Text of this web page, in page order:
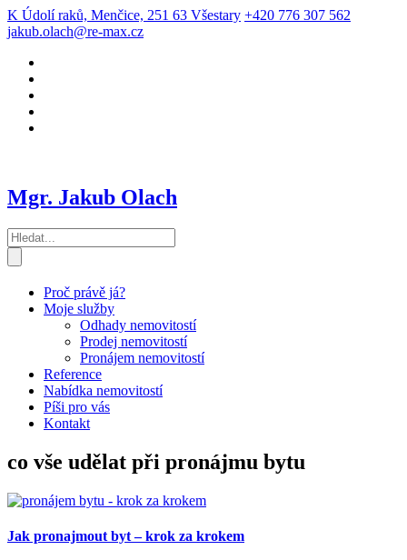
K Údolí raků, Menčice, 251 63 Všestary +420 776 307 562
jakub.olach@re-max.cz
Mgr. Jakub Olach
Proč právě já?
Moje služby
Odhady nemovitostí
Prodej nemovitostí
Pronájem nemovitostí
Reference
Nabídka nemovitostí
Píši pro vás
Kontakt
co vše udělat při pronájmu bytu
Jak pronajmout byt – krok za krokem